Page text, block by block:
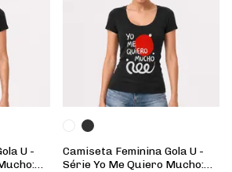
U -
Camiseta Feminina Gola U -
Série Yo Me Quiero Mucho: